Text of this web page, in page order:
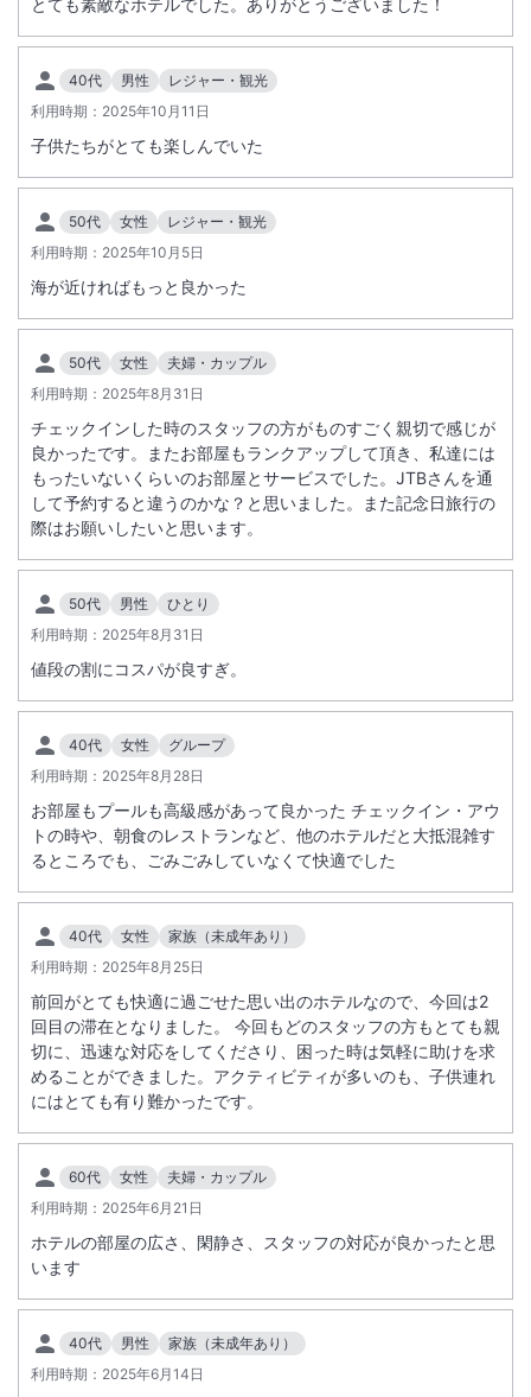
とても素敵なホテルでした。ありがとうございました！
40代 男性
レジャー・観光
利用時期： 2025年10月11日
子供たちがとても楽しんでいた
50代 女性
レジャー・観光
利用時期： 2025年10月5日
海が近ければもっと良かった
50代 女性
夫婦・カップル
利用時期： 2025年8月31日
チェックインした時のスタッフの方がものすごく親切で感じが
良かったです。またお部屋もランクアップして頂き、私達には
もったいないくらいのお部屋とサービスでした。JTBさんを通
して予約すると違うのかな？と思いました。また記念日旅行の
際はお願いしたいと思います。
50代 男性
ひとり
利用時期： 2025年8月31日
値段の割にコスパが良すぎ。
40代 女性
グループ
利用時期： 2025年8月28日
お部屋もプールも高級感があって良かった チェックイン・アウ
トの時や、朝食のレストランなど、他のホテルだと大抵混雑す
るところでも、ごみごみしていなくて快適でした
40代 女性
家族（未成年あり）
利用時期： 2025年8月25日
前回がとても快適に過ごせた思い出のホテルなので、今回は2
回目の滞在となりました。 今回もどのスタッフの方もとても親
切に、迅速な対応をしてくださり、困った時は気軽に助けを求
めることができました。アクティビティが多いのも、子供連れ
にはとても有り難かったです。
60代 女性
夫婦・カップル
利用時期： 2025年6月21日
ホテルの部屋の広さ、閑静さ、スタッフの対応が良かったと思
います
40代 男性
家族（未成年あり）
利用時期： 2025年6月14日